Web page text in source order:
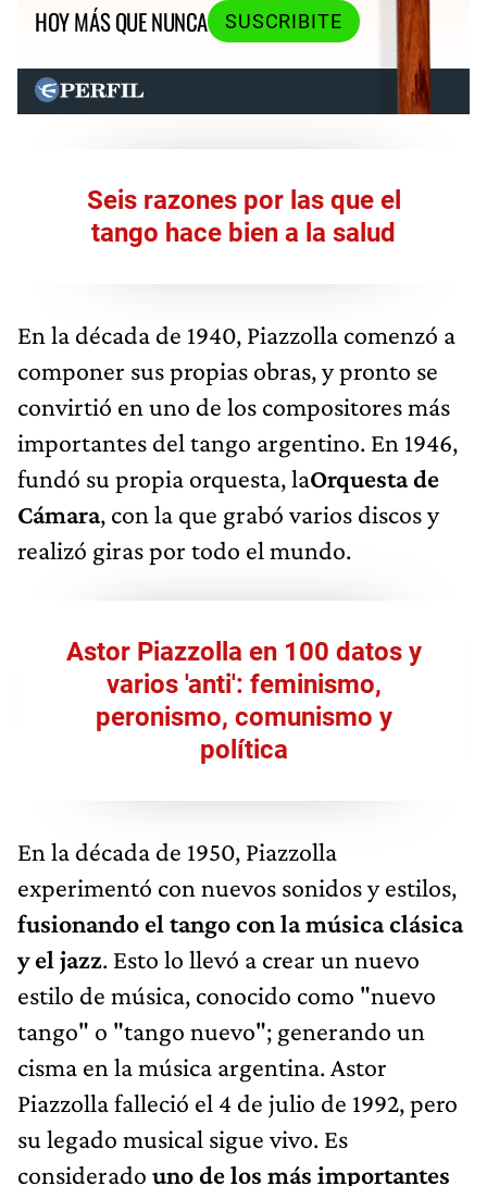
HOY MÁS QUE NUNCA
SUSCRIBITE
Seis razones por las que el
tango hace bien a la salud
En la década de 1940, Piazzolla comenzó a
componer sus propias obras, y pronto se
convirtió en uno de los compositores más
importantes del tango argentino. En 1946,
fundó su propia orquesta, laOrquesta de
Cámara, con la que grabó varios discos y
realizó giras por todo el mundo.
Astor Piazzolla en 100 datos y
varios 'anti': feminismo,
peronismo, comunismo y
política
En la década de 1950, Piazzolla
experimentó con nuevos sonidos y estilos,
fusionando el tango con la música clásica
y el jazz. Esto lo llevó a crear un nuevo
estilo de música, conocido como "nuevo
tango" o "tango nuevo"; generando un
cisma en la música argentina. Astor
Piazzolla falleció el 4 de julio de 1992, pero
su legado musical sigue vivo. Es
considerado uno de los más importantes